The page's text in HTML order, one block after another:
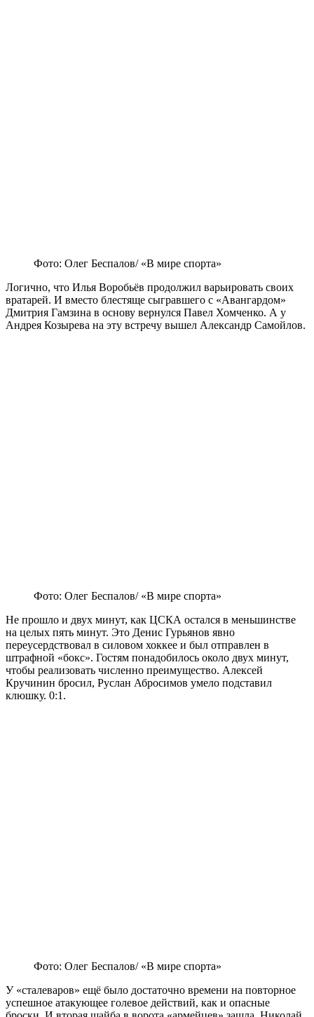
Фото: Олег Беспалов/ «В мире спорта»
Логично, что Илья Воробьёв продолжил варьировать своих
вратарей. И вместо блестяще сыгравшего с «Авангардом»
Дмитрия Гамзина в основу вернулся Павел Хомченко. А у
Андрея Козырева на эту встречу вышел Александр Самойлов.
Фото: Олег Беспалов/ «В мире спорта»
Не прошло и двух минут, как ЦСКА остался в меньшинстве
на целых пять минут. Это Денис Гурьянов явно
переусердствовал в силовом хоккее и был отправлен в
штрафной «бокс». Гостям понадобилось около двух минут,
чтобы реализовать численно преимущество. Алексей
Кручинин бросил, Руслан Абросимов умело подставил
клюшку. 0:1.
Фото: Олег Беспалов/ «В мире спорта»
У «сталеваров» ещё было достаточно времени на повторное
успешное атакующее голевое действий, как и опасные